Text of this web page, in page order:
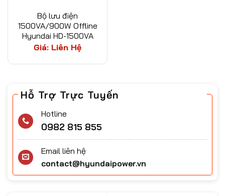
Hỗ Trợ Trực Tuyến
Hotline
0982 815 855
Email liên hệ
contact@hyundaipower.vn
Bộ lưu điện
1500VA/900W Offline
Hyundai HD-1500VA
Giá: Liên Hệ